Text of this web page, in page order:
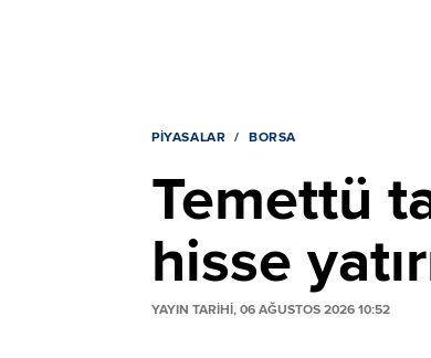
PIYASALAR BORSA
Temettü
hisse
YAYIN TARİHİ, 06 AĞUSTOS 2026 10:52